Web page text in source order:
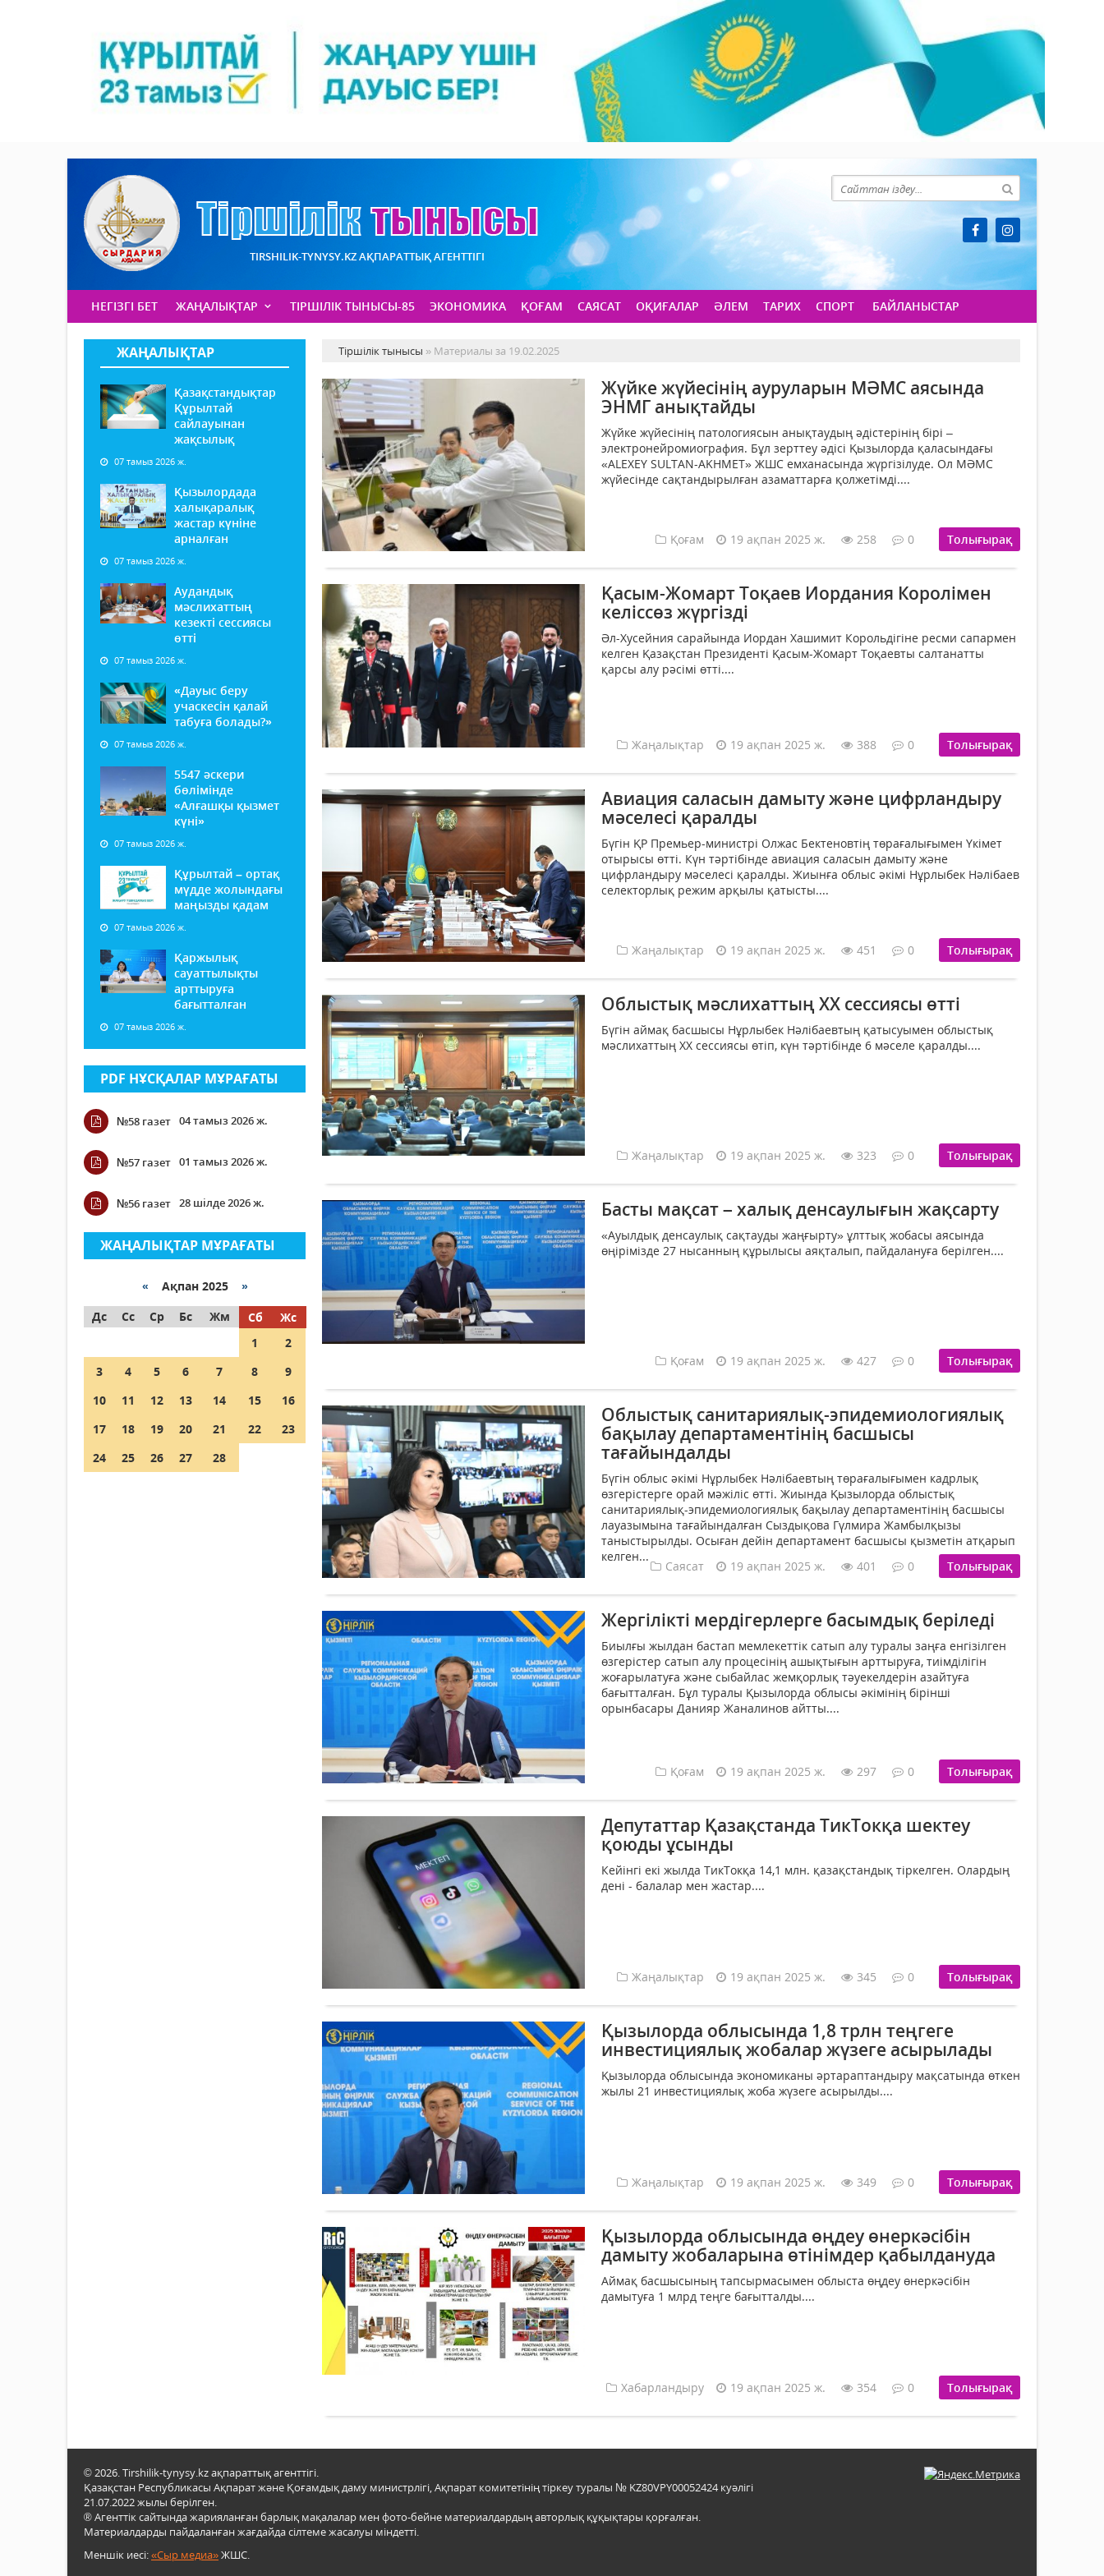
TIRSHILIK-TYNYSY.KZ АҚПАРАТТЫҚ АГЕНТТІГІ
НЕГІЗГІ БЕТ ЖАҢАЛЫҚТАР ТІРШІЛІК ТЫНЫСЫ-85 ЭКОНОМИКА ҚОҒАМ САЯСАТ ОҚИҒАЛАР ӘЛЕМ ТАРИХ СПОРТ БАЙЛАНЫСТАР
ЖАҢАЛЫҚТАР
Қазақстандықтар
Құрылтай
сайлауынан
жақсылық
07 тамыз 2026 ж.
Қызылордада
халықаралық
жастар күніне
арналған
07 тамыз 2026 ж.
Аудандық
мәслихаттың
кезекті сессиясы
өтті
07 тамыз 2026 ж.
«Дауыс беру
учаскесін қалай
табуға болады?»
07 тамыз 2026 ж.
5547 әскери
бөлімінде
«Алғашқы қызмет
күні»
07 тамыз 2026 ж.
Құрылтай – ортақ
мүдде жолындағы
маңызды қадам
07 тамыз 2026 ж.
Қаржылық
сауаттылықты
арттыруға
бағытталған
07 тамыз 2026 ж.
PDF НҰСҚАЛАР МҰРАҒАТЫ
№58 газет 04 тамыз 2026 ж.
№57 газет 01 тамыз 2026 ж.
№56 газет 28 шілде 2026 ж.
ЖАҢАЛЫҚТАР МҰРАҒАТЫ
« Ақпан 2025 »
Дс
Сс Ср Бс Жм Сб
Жс
1
2
3
4 5 6 7 8
9
10
11 12 13 14 15
16
17
18 19 20 21 22
23
24
25 26 27 28
Тіршілік тынысы » Материалы за 19.02.2025
Жүйке жүйесінің ауруларын МӘМС аясында
ЭНМГ анықтайды
Жүйке жүйесінің патологиясын анықтаудың әдістерінің бірі –
электронейромиография. Бұл зерттеу әдісі Қызылорда қаласындағы
«ALEXEY SULTAN-AKHMET» ЖШС емханасында жүргізілуде. Ол МӘМС
жүйесінде сақтандырылған азаматтарға қолжетімді....
Қоғам 19 ақпан 2025 ж. 258 0 Толығырақ
Қасым-Жомарт Тоқаев Иордания Королімен
келіссөз жүргізді
Әл-Хусейния сарайында Иордан Хашимит Корольдігіне ресми сапармен
келген Қазақстан Президенті Қасым-Жомарт Тоқаевты салтанатты
қарсы алу рәсімі өтті....
Жаңалықтар 19 ақпан 2025 ж. 388 0 Толығырақ
Авиация саласын дамыту және цифрландыру
мәселесі қаралды
Бүгін ҚР Премьер-министрі Олжас Бектеновтің төрағалығымен Үкімет
отырысы өтті. Күн тәртібінде авиация саласын дамыту және
цифрландыру мәселесі қаралды. Жиынға облыс әкімі Нұрлыбек Нәлібаев
селекторлық режим арқылы қатысты....
Жаңалықтар 19 ақпан 2025 ж. 451 0 Толығырақ
Облыстық мәслихаттың ХХ сессиясы өтті
Бүгін аймақ басшысы Нұрлыбек Нәлібаевтың қатысуымен облыстық
мәслихаттың XХ сессиясы өтіп, күн тәртібінде 6 мәселе қаралды....
Жаңалықтар 19 ақпан 2025 ж. 323 0 Толығырақ
Басты мақсат – халық денсаулығын жақсарту
«Ауылдық денсаулық сақтауды жаңғырту» ұлттық жобасы аясында
өңірімізде 27 нысанның құрылысы аяқталып, пайдалануға берілген....
Қоғам 19 ақпан 2025 ж. 427 0 Толығырақ
Облыстық санитариялық-эпидемиологиялық
бақылау департаментінің басшысы
тағайындалды
Бүгін облыс әкімі Нұрлыбек Нәлібаевтың төрағалығымен кадрлық
өзгерістерге орай мәжіліс өтті. Жиында Қызылорда облыстық
санитариялық-эпидемиологиялық бақылау департаментінің басшысы
лауазымына тағайындалған Сыздықова Гүлмира Жамбылқызы
таныстырылды. Осыған дейін департамент басшысы қызметін атқарып
келген...
Саясат 19 ақпан 2025 ж. 401 0 Толығырақ
Жергілікті мердігерлерге басымдық беріледі
Биылғы жылдан бастап мемлекеттік сатып алу туралы заңға енгізілген
өзгерістер сатып алу процесінің ашықтығын арттыруға, тиімділігін
жоғарылатуға және сыбайлас жемқорлық тәуекелдерін азайтуға
бағытталған. Бұл туралы Қызылорда облысы әкімінің бірінші
орынбасары Данияр Жаналинов айтты....
Қоғам 19 ақпан 2025 ж. 297 0 Толығырақ
Депутаттар Қазақстанда ТикТокқа шектеу
қоюды ұсынды
Кейінгі екі жылда ТикТокқа 14,1 млн. қазақстандық тіркелген. Олардың
дені - балалар мен жастар....
Жаңалықтар 19 ақпан 2025 ж. 345 0 Толығырақ
Қызылорда облысында 1,8 трлн теңгеге
инвестициялық жобалар жүзеге асырылады
Қызылорда облысында экономиканы әртараптандыру мақсатында өткен
жылы 21 инвестициялық жоба жүзеге асырылды....
Жаңалықтар 19 ақпан 2025 ж. 349 0 Толығырақ
Қызылорда облысында өңдеу өнеркәсібін
дамыту жобаларына өтінімдер қабылдануда
Аймақ басшысының тапсырмасымен облыста өңдеу өнеркәсібін
дамытуға 1 млрд теңге бағытталды....
Хабарландыру 19 ақпан 2025 ж. 354 0 Толығырақ
© 2026. Tirshilik-tynysy.kz ақпараттық агенттігі.
Қазақстан Республикасы Ақпарат және Қоғамдық даму министрлігі, Ақпарат комитетінің тіркеу туралы № KZ80VPY00052424 куәлігі
21.07.2022 жылы берілген.
® Агенттік сайтында жарияланған барлық мақалалар мен фото-бейне материалдардың авторлық құқықтары қорғалған.
Материалдарды пайдаланған жағдайда сілтеме жасалуы міндетті.
Меншік иесі:«Сыр медиа»ЖШС.